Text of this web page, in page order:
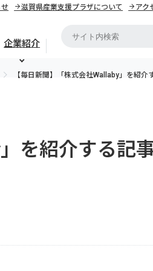
企業紹介
滋賀県産業支援プラザについて アク
【毎日新聞】「株式会社Wallaby」を紹介
を紹介する記